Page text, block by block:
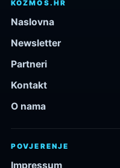
KOZMOS.HR
Naslovna
Newsletter
Partneri
Kontakt
O nama
POVJERENJE
Impressum